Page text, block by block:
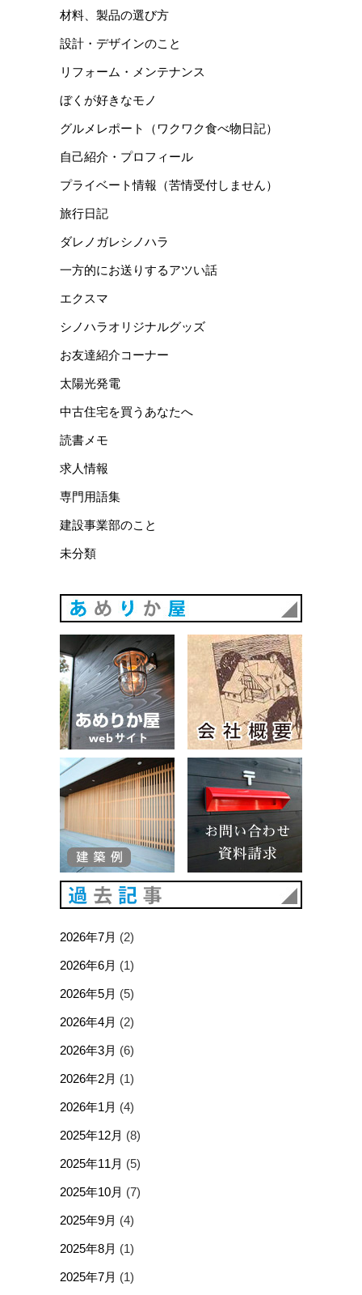
材料、製品の選び方
設計・デザインのこと
リフォーム・メンテナンス
ぼくが好きなモノ
グルメレポート（ワクワク食べ物日記）
自己紹介・プロフィール
プライベート情報（苦情受付しません）
旅行日記
ダレノガレシノハラ
一方的にお送りするアツい話
エクスマ
シノハラオリジナルグッズ
お友達紹介コーナー
太陽光発電
中古住宅を買うあなたへ
読書メモ
求人情報
専門用語集
建設事業部のこと
未分類
あめりか屋WEBサイト
2026年7月 (2)
2026年6月 (1)
2026年5月 (5)
2026年4月 (2)
2026年3月 (6)
2026年2月 (1)
2026年1月 (4)
2025年12月 (8)
2025年11月 (5)
2025年10月 (7)
2025年9月 (4)
2025年8月 (1)
2025年7月 (1)